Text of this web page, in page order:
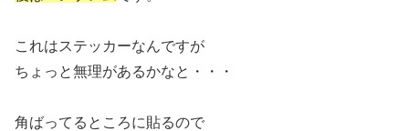
これはステッカーなんですが
ちょっと無理があるかなと・・・
角ばってるところに貼るので